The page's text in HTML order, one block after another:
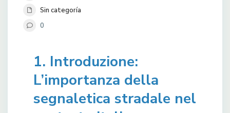
Sin categoría
0
1. Introduzione:
L’importanza della
segnaletica stradale nel